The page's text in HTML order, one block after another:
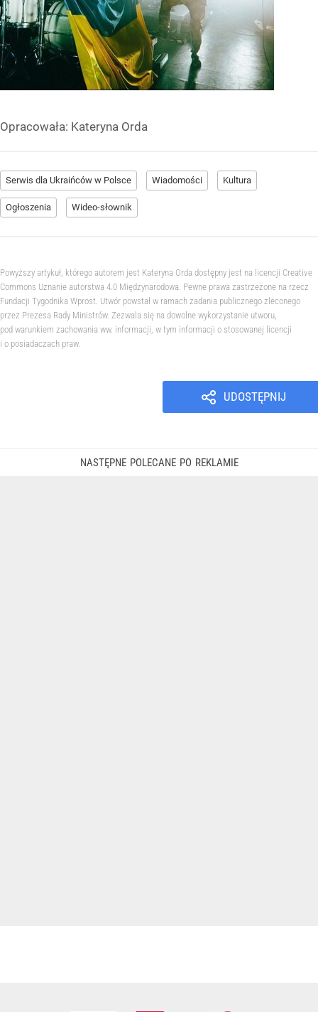
Opracowała: Kateryna Orda
Serwis dla Ukraińców w Polsce Wiadomości Kultura
Ogłoszenia Wideo-słownik
Powyższy artykuł, którego autorem jest Kateryna Orda dostępny jest na licencji Creative
Commons Uznanie autorstwa 4.0 Międzynarodowa. Pewne prawa zastrzeżone na rzecz
Fundacji Tygodnika Wprost. Utwór powstał w ramach zadania publicznego zleconego
przez Prezesa Rady Ministrów. Zezwala się na dowolne wykorzystanie utworu,
pod warunkiem zachowania ww. informacji, w tym informacji o stosowanej licencji
i o posiadaczach praw.
UDOSTĘPNIJ